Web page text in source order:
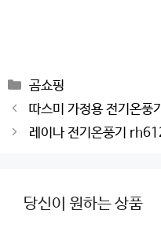
Categories
곰쇼핑
Post
navigation
따스미 가정용 전기온
레이나 전기온풍기
당신이 원하는 상품